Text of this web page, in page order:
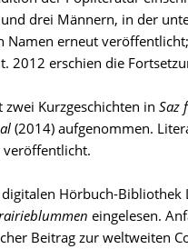
drei Männern, in der
erneut
2012 erschien die
Kurzgeschichten in Saz
(2014) aufgenommen.
veröffentlicht.
Hörbuch-
eingelesen.
Beitrag zur weltweiten